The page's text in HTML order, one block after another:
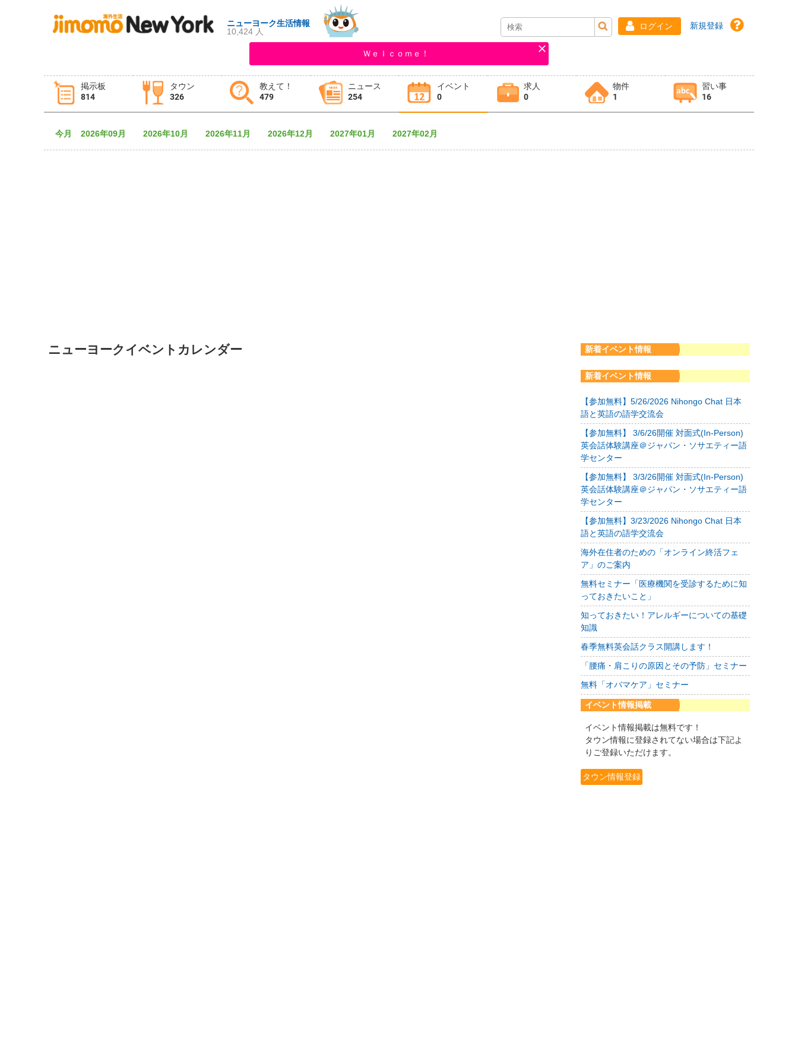
ニューヨーク生活情報
10,424 人
ログイン 新規登録
Ｗｅｌｃｏｍｅ！
掲示板
814
タウン
326
教えて！
479
ニュース
254
イベント
0
求人
0
物件
1
習い事
16
タウン情報
今月 2026年09月 2026年10月 2026年11月 2026年12月 2027年01月 2027年02月
ニューヨークイベントカレンダー 新着イベント情報
新着イベント情報
【参加無料】5/26/2026 Nihongo Chat 日本
語と英語の語学交流会
【参加無料】 3/6/26開催 対面式(In-Person)
英会話体験講座＠ジャパン・ソサエティー語
学センター
【参加無料】 3/3/26開催 対面式(In-Person)
英会話体験講座＠ジャパン・ソサエティー語
学センター
【参加無料】3/23/2026 Nihongo Chat 日本
語と英語の語学交流会
海外在住者のための「オンライン終活フェ
ア」のご案内
無料セミナー「医療機関を受診するために知
っておきたいこと」
知っておきたい！アレルギーについての基礎
知識
春季無料英会話クラス開講します！
「腰痛・肩こりの原因とその予防」セミナー
無料「オバマケア」セミナー
イベント情報掲載
イベント情報掲載は無料です！
タウン情報に登録されてない場合は下記よ
りご登録いただけます。
タウン情報登録